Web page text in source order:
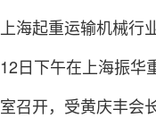
上海起重运输机械行
12日下午在上海振华
室召开，受黄庆丰会